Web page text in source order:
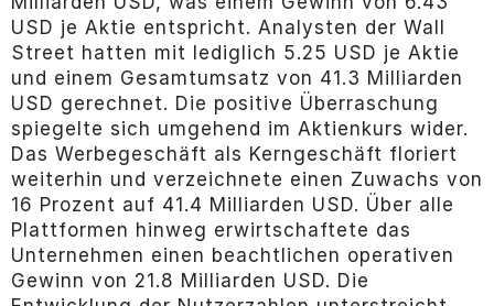
USD je Aktie entspricht. Analysten der Wall
Street hatten mit lediglich 5.25 USD je Aktie
und einem Gesamtumsatz von 41.3 Milliarden
USD gerechnet. Die positive Überraschung
spiegelte sich umgehend im Aktienkurs wider.
Das Werbegeschäft als Kerngeschäft floriert
weiterhin und verzeichnete einen Zuwachs von
16 Prozent auf 41.4 Milliarden USD. Über alle
Plattformen hinweg erwirtschaftete das
Unternehmen einen beachtlichen operativen
Gewinn von 21.8 Milliarden USD. Die